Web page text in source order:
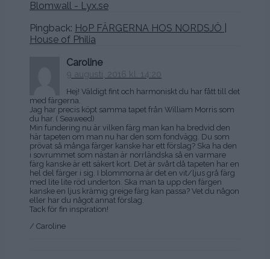
Blomwall - Lyx.se
Pingback: HoP FÄRGERNA HOS NORDSJÖ |
House of Philia
Caroline
9 augusti, 2016 kl. 14:20
Hej! Väldigt fint och harmoniskt du har fått till det
med färgerna.
Jag har precis köpt samma tapet från William Morris som
du har. ( Seaweed)
Min fundering nu är vilken färg man kan ha bredvid den
här tapeten om man nu har den som fondvägg. Du som
prövat så många färger kanske har ett förslag? Ska ha den
i sovrummet som nästan är norrländska så en varmare
färg kanske är ett säkert kort. Det är svårt då tapeten har en
hel del färger i sig. I blommorna är det en vit/ljus grå färg
med lite lite röd underton. Ska man ta upp den färgen
kanske en ljus krämig greige färg kan passa? Vet du någon
eller har du något annat förslag.
Tack för fin inspiration!
/ Caroline